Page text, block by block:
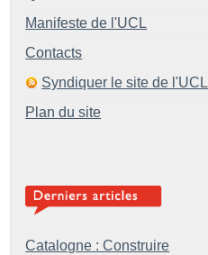
Manifeste de l'UCL
Contacts
Syndiquer le site de l'UCL
Plan du site
Catalogne : Construire